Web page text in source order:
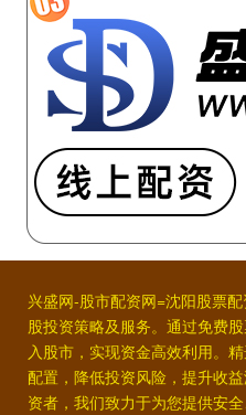
兴盛网-股市配资网=沈阳股票
股投资策略及服务。通过免费
入股市，实现资金高效利用。
配置，降低投资风险，提升收
资者，我们致力于为您提供安